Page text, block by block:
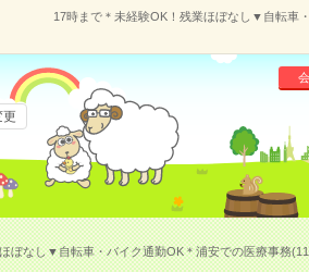
17時まで＊未経験OK！残業ほぼなし▼自転車
更
ぼなし▼自転車・バイク通勤OK＊浦安での医療事務